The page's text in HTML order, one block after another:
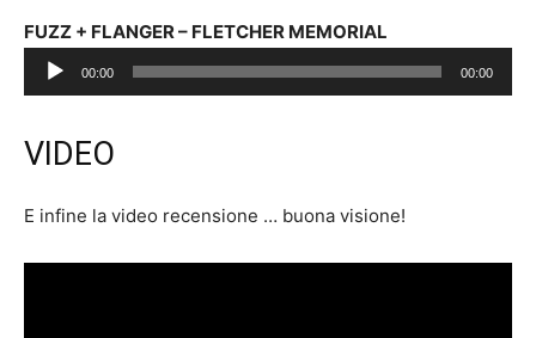
FUZZ + FLANGER – FLETCHER MEMORIAL
Audio
Player
00:00 00:00
VIDEO
E infine la video recensione … buona visione!